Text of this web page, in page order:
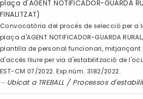
plaça d'AGENT NOTIFICADOR-GUARDA
FINALITZAT)
Convocatòria del procés de selecció per a
plaça d'AGENT NOTIFICADOR-GUARDA
plantilla de personal funcionari, mitjançant
d'accés lliure per via d'estabilització de
EST-CM 07/2022. Exp.núm. 3182/2022.
Ubicat a TREBALL / Processos